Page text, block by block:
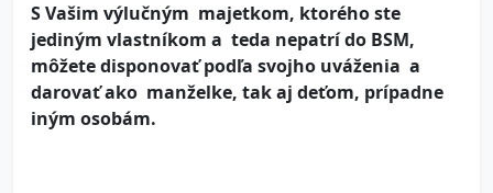
S Vašim výlučným majetkom, ktorého ste
jediným vlastníkom a teda nepatrí do BSM,
môžete disponovať podľa svojho uváženia a
darovať ako manželke, tak aj deťom, prípadne
iným osobám.